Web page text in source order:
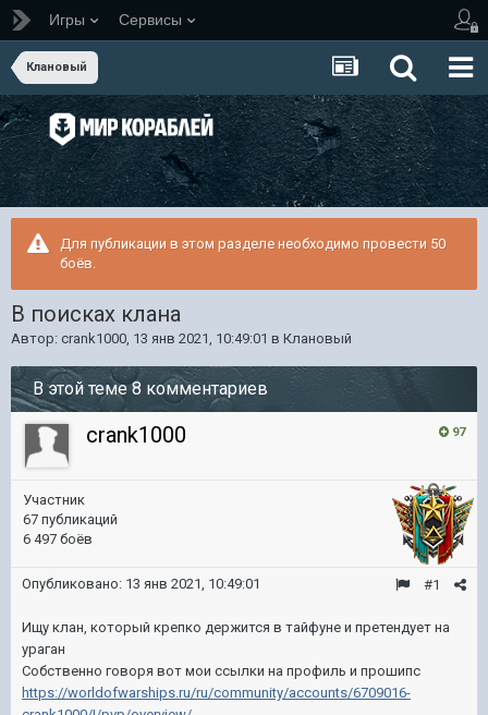
Игры Сервисы
Клановый
Для публикации в этом разделе необходимо провести 50
боёв.
В поисках клана
Автор: crank1000, 13 янв 2021, 10:49:01 в Клановый
В этой теме 8 комментариев
97
crank1000
Участник
67 публикаций
6 497 боёв
#1
Опубликовано: 13 янв 2021, 10:49:01
Ищу клан, который крепко держится в тайфуне и претендует на
ураган
Собственно говоря вот мои ссылки на профиль и прошипс
https://worldofwarships.ru/ru/community/accounts/6709016-